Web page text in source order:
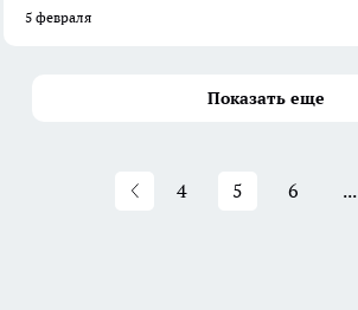
5 февраля
Показать еще
4 5 6 ...